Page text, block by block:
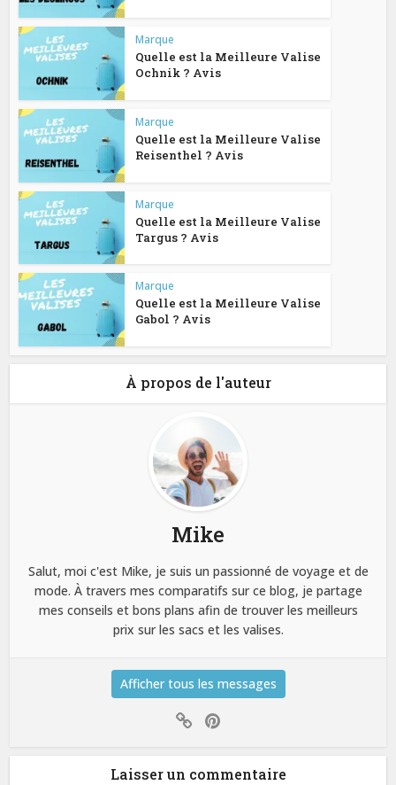
Marque
Quelle est la Meilleure Valise
Ochnik ? Avis
Marque
Quelle est la Meilleure Valise
Reisenthel ? Avis
Marque
Quelle est la Meilleure Valise
Targus ? Avis
Marque
Quelle est la Meilleure Valise
Gabol ? Avis
À propos de l'auteur
Mike
Salut, moi c'est Mike, je suis un passionné de voyage et de
mode. À travers mes comparatifs sur ce blog, je partage
mes conseils et bons plans afin de trouver les meilleurs
prix sur les sacs et les valises.
Afficher tous les messages
Laisser un commentaire